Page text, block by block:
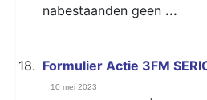
nabestaanden geen ...
18. Formulier Actie 3FM
10 mei 2023